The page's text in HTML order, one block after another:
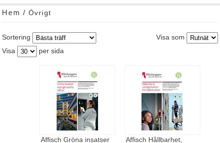
FLAGGOR & SKYLTAR
STUDIEMATERIAL
EXTERNINFORMATION
Hem / Övrigt
Visa som
Sortering
Visa
per sida
Affisch Gröna insatser
Affisch Hållbarhet,